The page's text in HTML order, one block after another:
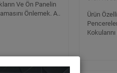
Ve Ön Panelin
Önlemek. A..
Ürün